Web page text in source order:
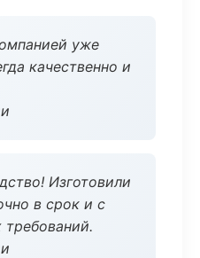
уже
качественно и
Изготовили
в срок и с